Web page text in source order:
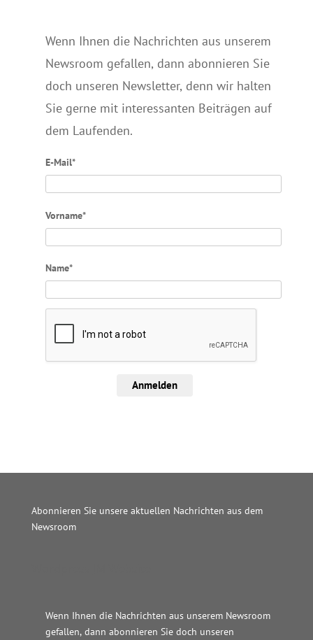
Wenn Ihnen die Nachrichten aus unserem
Newsroom gefallen, dann abonnieren Sie
doch unseren Newsletter, denn wir halten
Sie gerne mit interessanten Beiträgen auf
dem Laufenden.
E-Mail*
Vorname*
Name*
Anmelden
Abonnieren Sie unsere aktuellen Nachrichten aus dem
Newsroom
Wenn Ihnen die Nachrichten aus unserem Newsroom
gefallen, dann abonnieren Sie doch unseren